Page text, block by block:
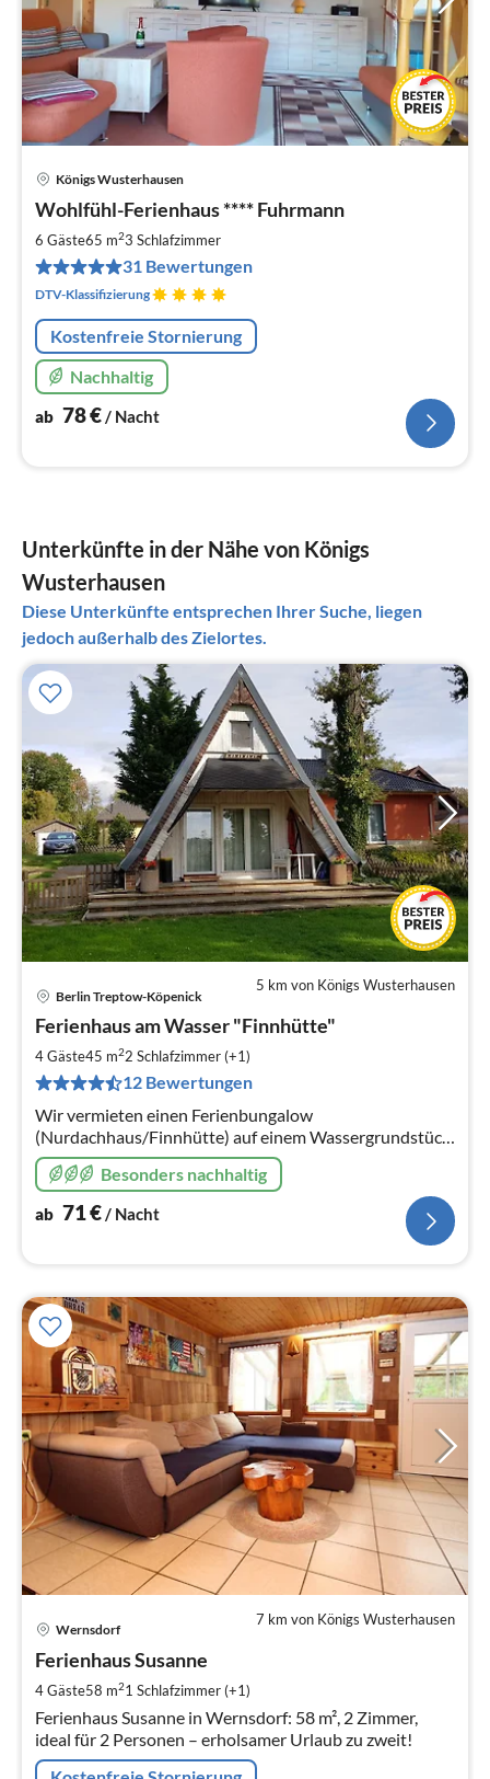
Königs Wusterhausen
Wohlfühl-Ferienhaus **** Fuhrmann
6 Gäste65 m23 Schlafzimmer
31 Bewertungen
DTV-Klassifizierung
Kostenfreie Stornierung
Nachhaltig
ab 78€/ Nacht
Unterkünfte in der Nähe von Königs
Wusterhausen
Diese Unterkünfte entsprechen Ihrer Suche, liegen
jedoch außerhalb des Zielortes.
5 km von Königs Wusterhausen
Berlin Treptow-Köpenick
Ferienhaus am Wasser "Finnhütte"
4 Gäste45 m22 Schlafzimmer (+1)
12 Bewertungen
Wir vermieten einen Ferienbungalow
(Nurdachhaus/Finnhütte) auf einem Wassergrundstück
von ca. 300m². Zum Grundstück gehört ein eigener
Boots- und Badesteg mit Badeplattform.
Besonders nachhaltig
ab 71€/ Nacht
7 km von Königs Wusterhausen
Wernsdorf
Ferienhaus Susanne
4 Gäste58 m21 Schlafzimmer (+1)
Ferienhaus Susanne in Wernsdorf: 58 m², 2 Zimmer,
ideal für 2 Personen – erholsamer Urlaub zu zweit!